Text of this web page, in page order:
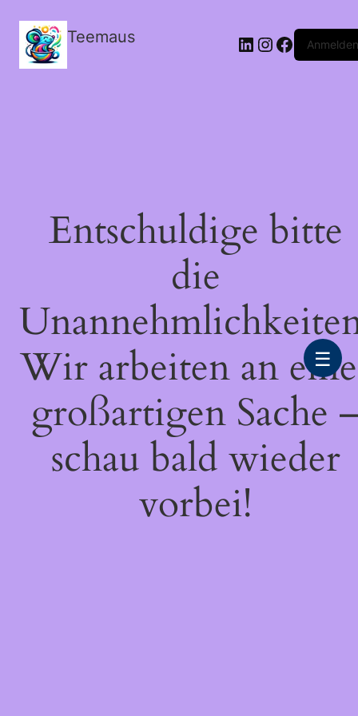
Teemaus LinkedIn
Instagram
FacebookAnmelden
Entschuldige bitte
die
Wir arbeiten an
großartigen Sache
schau bald wieder
vorbei!
☰